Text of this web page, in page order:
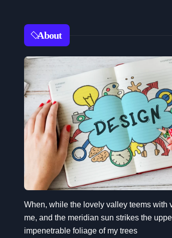
About
When, while the lovely valley teems with
me, and the meridian sun strikes the
impenetrable foliage of my trees